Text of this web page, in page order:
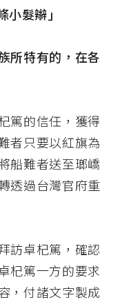
髮辮」
所特有的，在各
篤的信任，獲得
者只要以紅旗為
船難者送至瑯嶠
透過台灣官府重
訪卓杞篤，確認
杞篤一方的要求
，付諸文字製成